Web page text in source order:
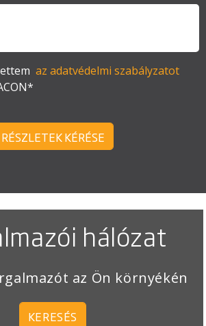
az adatvédelmi szabályzatot
RÉSZLETEK KÉRÉSE
hálózat
az Ön környékén
KERESÉS